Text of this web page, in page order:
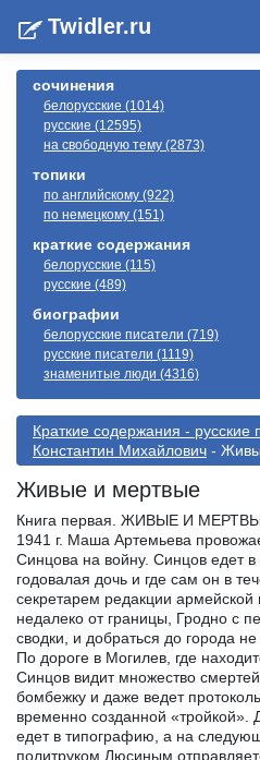
Twidler.ru
сочинения
белорусские (1014)
русские (12595)
на свободную тему (2873)
топики
по английскому (922)
по немецкому (151)
краткие содержания
белорусские (115)
русские (489)
биографии
белорусские писатели (719)
русские писатели (1119)
знаменитые люди (4316)
Краткие содержания - русские
Константин Михайлович -
Живые и мертвые
Книга первая. ЖИВЫЕ И
1941 г. Маша Артемьева
Синцова на войну. Синцов едет в
годовалая дочь и где сам он в
секретарем редакции
недалеко от границы, Гродно с
сводки, и добраться до города
По дороге в Могилев, где
Синцов видит множество
бомбежку и даже ведет
временно созданной
едет в типографию, а на
политруком Люсиным